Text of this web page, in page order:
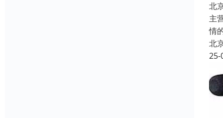
北
主
情
北
25-